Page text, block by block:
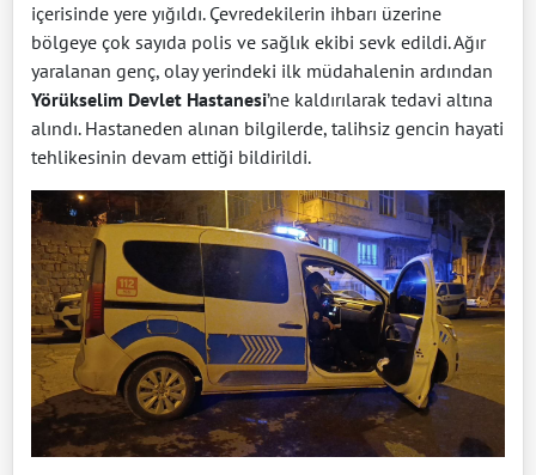
içerisinde yere yığıldı. Çevredekilerin ihbarı üzerine
bölgeye çok sayıda polis ve sağlık ekibi sevk edildi. Ağır
yaralanan genç, olay yerindeki ilk müdahalenin ardından
Yörükselim Devlet Hastanesi’ne kaldırılarak tedavi altına
alındı. Hastaneden alınan bilgilerde, talihsiz gencin hayati
tehlikesinin devam ettiği bildirildi.